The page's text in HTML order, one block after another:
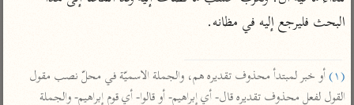
البحث فليرجع إليه في مظانه.
(١)